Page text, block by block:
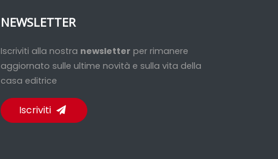
NEWSLETTER
Iscriviti alla nostra newsletter per rimanere
aggiornato sulle ultime novità e sulla vita della
casa editrice
Iscriviti